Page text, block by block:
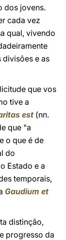
dos jovens.
cada vez
qual, vivendo
divisões e as
que vos
tive a
est (nn.
que "a
o que é de
do
Estado e a
temporais,
Gaudium et
distinção,
progresso da